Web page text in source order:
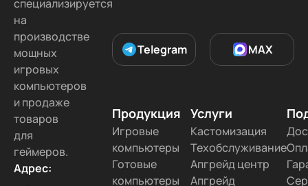
специализируется
на
производстве
мощных
игровых
компьютеров
и продаже
товаров
для
геймеров.
Адрес:
Telegram MAX
Продукция
Игровые
компьютеры
Готовые
компьютеры
Услуги
Кастомизация
Техобслуживание
Апгрейд центр
Апгрейд